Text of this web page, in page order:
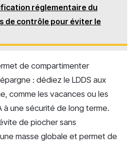
réglementaire du
de contrôle pour éviter le
de compartimenter
: dédiez le LDDS aux
comme les vacances ou les
à une sécurité de long terme.
de piocher sans
masse globale et permet de